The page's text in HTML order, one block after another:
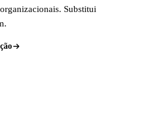
Substitui